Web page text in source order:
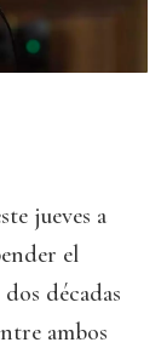
jueves a
el
décadas
ambos